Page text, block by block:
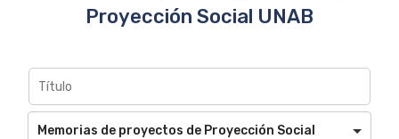
Proyección Social UNAB
Memorias de proyectos de Proyección Social